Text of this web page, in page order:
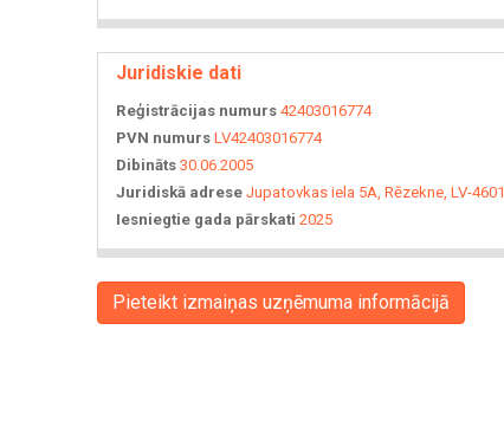
Juridiskie dati
Reģistrācijas numurs 42403016774
PVN numurs LV42403016774
Dibināts 30.06.2005
Juridiskā adrese Jupatovkas iela 5A, Rēzekne, LV-4601
Iesniegtie gada pārskati 2025
Pieteikt izmaiņas uzņēmuma informācijā